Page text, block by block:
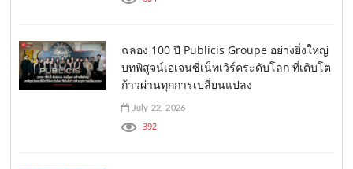
ฉลอง 100 ปี Publicis Groupe อย่างยิ่งใหญ่
บทพิสูจน์เอเจนซี่เน็ทเวิร์คระดับโลก ที่เติบโต
ก้าวผ่านทุกการเปลี่ยนแปลง
July 22, 2026
392